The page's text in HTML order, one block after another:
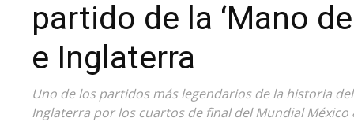
partido de la ‘Mano
e Inglaterra
Uno de los partidos más legendarios de la historia
Inglaterra por los cuartos de final del Mundial